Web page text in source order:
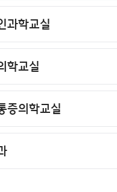
과학교실
학교실
증의학교실